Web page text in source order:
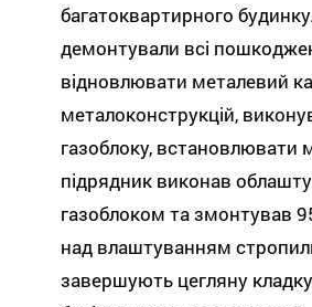
багатоквартирного
демонтували всі
відновлювати металевий
металоконструкцій,
газоблоку, встановлювати
підрядник виконав
газоблоком та змонтував
над влаштуванням
завершують цегляну